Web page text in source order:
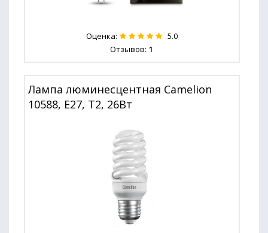
Оценка: 5.0
Отзывов: 1
Лампа люминесцентная Camelion
10588, E27, T2, 26Вт